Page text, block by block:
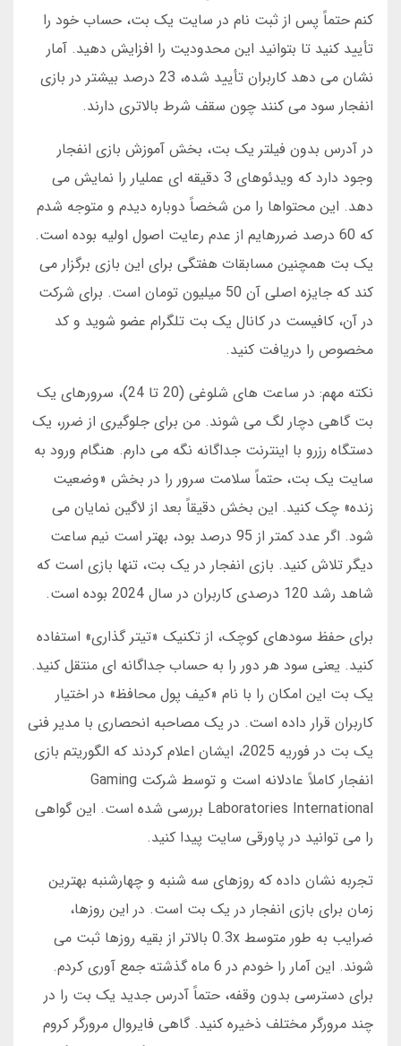
کنم حتماً پس از ثبت نام در سایت یک بت، حساب خود را
تأیید کنید تا بتوانید این محدودیت را افزایش دهید. آمار
نشان می دهد کاربران تأیید شده، 23 درصد بیشتر در بازی
انفجار سود می کنند چون سقف شرط بالاتری دارند.
در آدرس بدون فیلتر یک بت، بخش آموزش بازی انفجار
وجود دارد که ویدئوهای 3 دقیقه ای عملیار را نمایش می
دهد. این محتواها را من شخصاً دوباره دیدم و متوجه شدم
که 60 درصد ضررهایم از عدم رعایت اصول اولیه بوده است.
یک بت همچنین مسابقات هفتگی برای این بازی برگزار می
کند که جایزه اصلی آن 50 میلیون تومان است. برای شرکت
در آن، کافیست در کانال یک بت تلگرام عضو شوید و کد
مخصوص را دریافت کنید.
نکته مهم: در ساعت های شلوغی (20 تا 24)، سرورهای یک
بت گاهی دچار لگ می شوند. من برای جلوگیری از ضرر، یک
دستگاه رزرو با اینترنت جداگانه نگه می دارم. هنگام ورود به
سایت یک بت، حتماً سلامت سرور را در بخش «وضعیت
زنده» چک کنید. این بخش دقیقاً بعد از لاگین نمایان می
شود. اگر عدد کمتر از 95 درصد بود، بهتر است نیم ساعت
دیگر تلاش کنید. بازی انفجار در یک بت، تنها بازی است که
شاهد رشد 120 درصدی کاربران در سال 2024 بوده است.
برای حفظ سودهای کوچک، از تکنیک «تیتر گذاری» استفاده
کنید. یعنی سود هر دور را به حساب جداگانه ای منتقل کنید.
یک بت این امکان را با نام «کیف پول محافظ» در اختیار
کاربران قرار داده است. در یک مصاحبه انحصاری با مدیر فنی
یک بت در فوریه 2025، ایشان اعلام کردند که الگوریتم بازی
انفجار کاملاً عادلانه است و توسط شرکت Gaming
Laboratories International بررسی شده است. این گواهی
را می توانید در پاورقی سایت پیدا کنید.
تجربه نشان داده که روزهای سه شنبه و چهارشنبه بهترین
زمان برای بازی انفجار در یک بت است. در این روزها،
ضرایب به طور متوسط 0.3x بالاتر از بقیه روزها ثبت می
شوند. این آمار را خودم در 6 ماه گذشته جمع آوری کردم.
برای دسترسی بدون وقفه، حتماً آدرس جدید یک بت را در
چند مرورگر مختلف ذخیره کنید. گاهی فایروال مرورگر کروم